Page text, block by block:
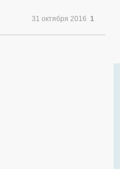
31 октября 2016 1